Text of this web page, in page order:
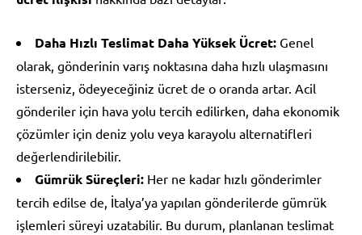
Daha Hızlı Teslimat Daha Yüksek Ücret: Genel
olarak, gönderinin varış noktasına daha hızlı ulaşmasını
isterseniz, ödeyeceğiniz ücret de o oranda artar. Acil
gönderiler için hava yolu tercih edilirken, daha ekonomik
çözümler için deniz yolu veya karayolu alternatifleri
değerlendirilebilir.
Gümrük Süreçleri: Her ne kadar hızlı gönderimler
tercih edilse de, İtalya’ya yapılan gönderilerde gümrük
işlemleri süreyi uzatabilir. Bu durum, planlanan teslimat